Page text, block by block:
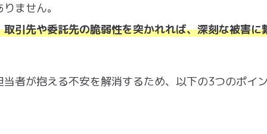
ません。
引先や委託先の脆弱性を突かれれば、深刻な被害に
者が抱える不安を解消するため、以下の3つのポイ